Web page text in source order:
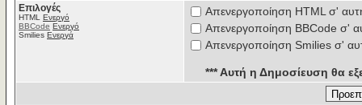
Επιλογές
HTML Ενεργό
BBCode Ενεργό
Smilies Ενεργά
Απενεργοποίηση HTML σ'
Απενεργοποίηση BBCode σ'
Απενεργοποίηση Smilies σ'
*** Αυτή η Δημοσίευση θα